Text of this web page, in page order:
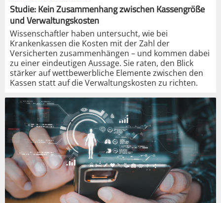
Studie: Kein Zusammenhang zwischen Kassengröße
und Verwaltungskosten
Wissenschaftler haben untersucht, wie bei
Krankenkassen die Kosten mit der Zahl der
Versicherten zusammenhängen – und kommen dabei
zu einer eindeutigen Aussage. Sie raten, den Blick
stärker auf wettbewerbliche Elemente zwischen den
Kassen statt auf die Verwaltungskosten zu richten.